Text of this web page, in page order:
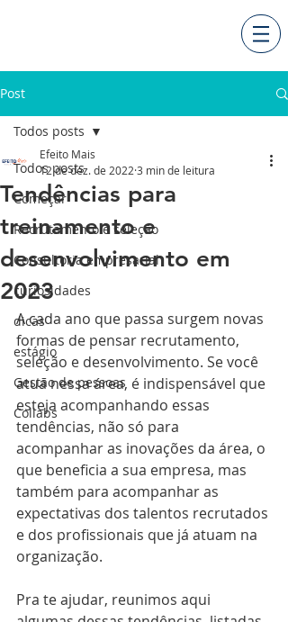
Post
Todos posts
Começar
Recrutamento e seleção
Consultoria empresarial
curiosidades
dicas
estágio
Gestão de pessoas
Collabs
Todos posts
Tendências para
treinamento e
desenvolvimento em
2023
Efeito Mais
12 de dez. de 2022 3 min de leitura
A cada ano que passa surgem novas
formas de pensar recrutamento,
seleção e desenvolvimento. Se você
atua nessa área, é indispensável que
esteja acompanhando essas
tendências, não só para
acompanhar as inovações da área, o
que beneficia a sua empresa, mas
também para acompanhar as
expectativas dos talentos recrutados
e dos profissionais que já atuam na
organização.
Pra te ajudar, reunimos aqui